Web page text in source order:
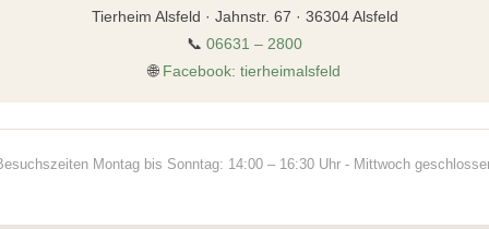
Tierheim Alsfeld · Jahnstr. 67 · 36304 Alsfeld
📞 06631 – 2800
🌐 Facebook: tierheimalsfeld
Montag bis Sonntag: 14:00 – 16:30 Uhr - Mittwoch